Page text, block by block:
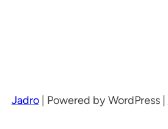
Jadro Powered by WordPress |